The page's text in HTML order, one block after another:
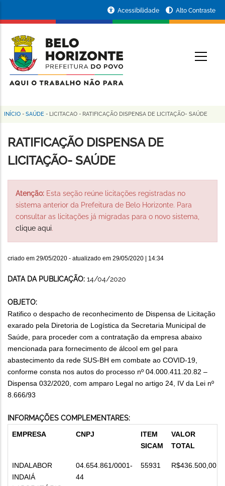
conteúdo
principal
da
Prefeitura
de
Horizonte
Acessibilidade Alto Contraste
Trilha
de
navegação
INÍCIO - SAÚDE - LICITACAO - RATIFICAÇÃO DISPENSA DE LICITAÇÃO- SAÚDE
RATIFICAÇÃO DISPENSA DE
LICITAÇÃO- SAÚDE
Atenção: Esta seção reúne licitações registradas no
sistema anterior da Prefeitura de Belo Horizonte. Para
consultar as licitações já migradas para o novo sistema,
clique aqui.
criado em 29/05/2020 - atualizado em 29/05/2020 | 14:34
DATA DA PUBLICAÇÃO: 14/04/2020
OBJETO:
Ratifico o despacho de reconhecimento de Dispensa de Licitação
exarado pela Diretoria de Logística da Secretaria Municipal de
Saúde, para proceder com a contratação da empresa abaixo
mencionada para fornecimento de álcool em gel para
abastecimento da rede SUS-BH em combate ao COVID-19,
conforme consta nos autos do processo nº 04.000.411.20.82 –
Dispensa 032/2020, com amparo Legal no artigo 24, IV da Lei nº
8.666/93
INFORMAÇÕES COMPLEMENTARES:
EMPRESA
CNPJ
ITEM
SICAM
VALOR
TOTAL
INDALABOR
INDAIÁ
04.654.861/0001-
44
55931 R$436.500,00